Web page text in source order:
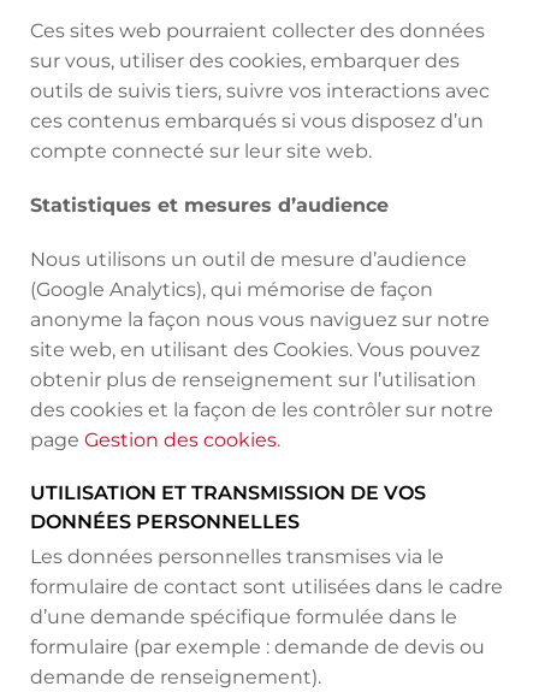
Ces sites web pourraient collecter des données
sur vous, utiliser des cookies, embarquer des
outils de suivis tiers, suivre vos interactions avec
ces contenus embarqués si vous disposez d’un
compte connecté sur leur site web.
Statistiques et mesures d’audience
Nous utilisons un outil de mesure d’audience
(Google Analytics), qui mémorise de façon
anonyme la façon nous vous naviguez sur notre
site web, en utilisant des Cookies. Vous pouvez
obtenir plus de renseignement sur l’utilisation
des cookies et la façon de les contrôler sur notre
page Gestion des cookies.
UTILISATION ET TRANSMISSION DE VOS
DONNÉES PERSONNELLES
Les données personnelles transmises via le
formulaire de contact sont utilisées dans le cadre
d’une demande spécifique formulée dans le
formulaire (par exemple : demande de devis ou
demande de renseignement).